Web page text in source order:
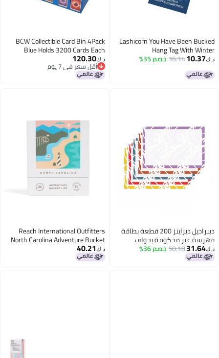
Lashicorn You Have Been Bucked
Hang Tag With Winter
Mountainsbuck Buck Bronco30
Pack2X3.5 Inches Business Sized
Cardbuck Yeah Bronco Tag Attach
د.ك‏10.37
16.14خصم 35%
BCW Collectible Card Bin 4Pack
Blue Holds 3200 Cards Each
Includes 4 Dividers Per Bin Storage
for Pokmon MTG Sports Cards
د.ك‏120.30
أقل سعر في 7 يوم
أقل سعر في 7 يوم
ديبراديل ديزاينز 200 قطعة بطاقة
فهرسة غير محكومة بحواف
مزخرفة بيزلي متعدد الألوان
د.ك‏31.64
50.18خصم 36%
Reach International Outfitters
North Carolina Adventure Bucket
List 50 ScratchOff Cards for
Outdoor Activities Tourist
د.ك‏40.21